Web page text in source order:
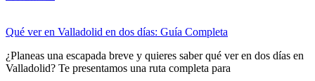
Qué ver en Valladolid en dos días: Guía Completa
¿Planeas una escapada breve y quieres saber qué ver en dos días en
Valladolid? Te presentamos una ruta completa para